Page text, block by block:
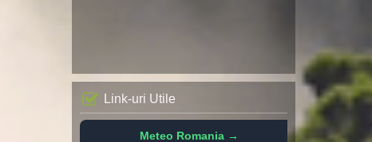
Link-uri Utile
Meteo Romania →